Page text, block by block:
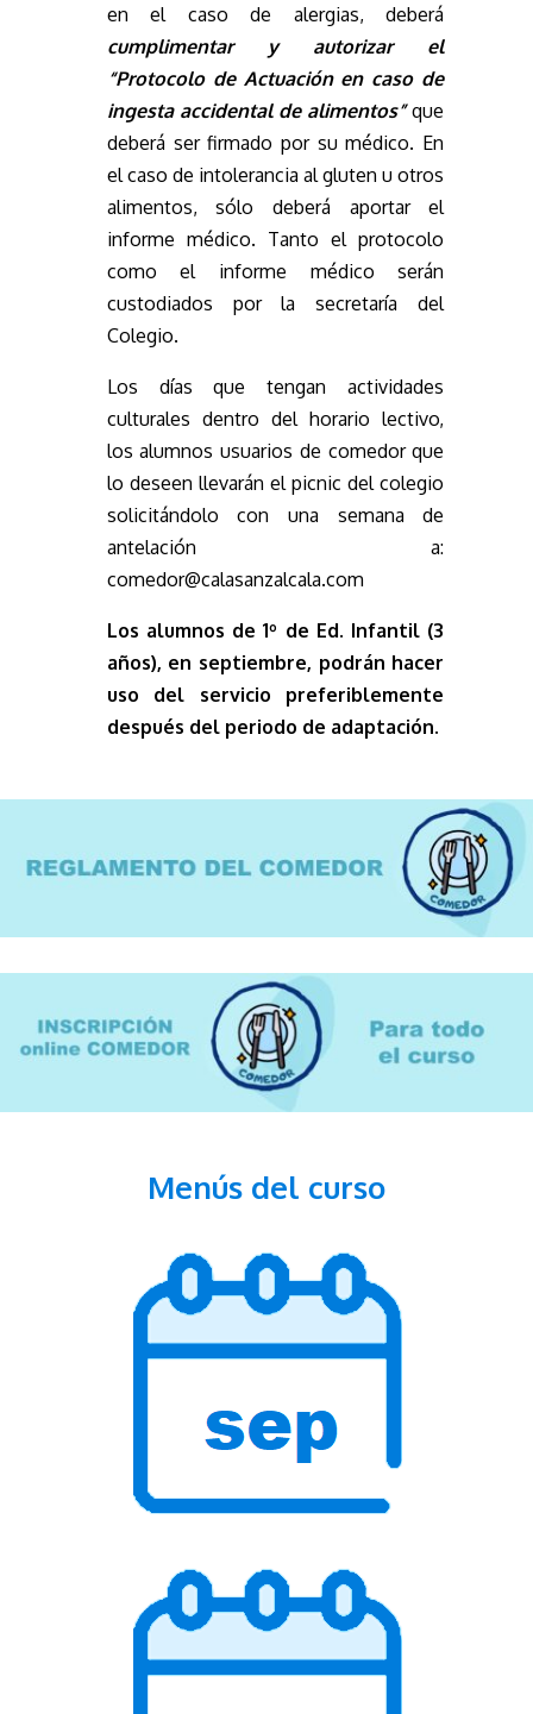
en el caso de alergias, deberá
cumplimentar y autorizar el
“Protocolo de Actuación en caso de
ingesta accidental de alimentos” que
deberá ser firmado por su médico. En
el caso de intolerancia al gluten u otros
alimentos, sólo deberá aportar el
informe médico. Tanto el protocolo
como el informe médico serán
custodiados por la secretaría del
Colegio.
Los días que tengan actividades
culturales dentro del horario lectivo,
los alumnos usuarios de comedor que
lo deseen llevarán el picnic del colegio
solicitándolo con una semana de
antelación a:
comedor@calasanzalcala.com
Los alumnos de 1º de Ed. Infantil (3
años), en septiembre, podrán hacer
uso del servicio preferiblemente
después del periodo de adaptación.
Menús del curso